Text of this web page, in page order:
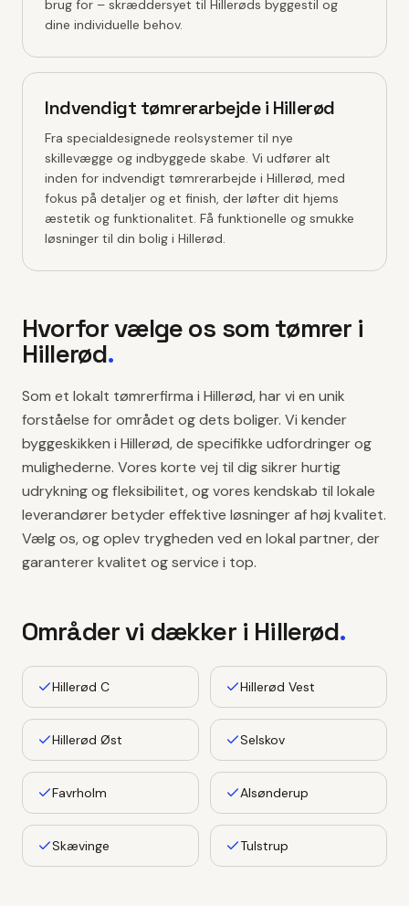
brug for – skræddersyet til Hillerøds byggestil og
dine individuelle behov.
Indvendigt tømrerarbejde i Hillerød
Fra specialdesignede reolsystemer til nye
skillevægge og indbyggede skabe. Vi udfører alt
inden for indvendigt tømrerarbejde i Hillerød, med
fokus på detaljer og et finish, der løfter dit hjems
æstetik og funktionalitet. Få funktionelle og smukke
løsninger til din bolig i Hillerød.
Hvorfor vælge os som tømrer i
Hillerød.
Som et lokalt tømrerfirma i Hillerød, har vi en unik
forståelse for området og dets boliger. Vi kender
byggeskikken i Hillerød, de specifikke udfordringer og
mulighederne. Vores korte vej til dig sikrer hurtig
udrykning og fleksibilitet, og vores kendskab til lokale
leverandører betyder effektive løsninger af høj kvalitet.
Vælg os, og oplev trygheden ved en lokal partner, der
garanterer kvalitet og service i top.
Områder vi dækker i Hillerød.
Hillerød C Hillerød Vest
Hillerød Øst Selskov
Favrholm Alsønderup
Skævinge Tulstrup